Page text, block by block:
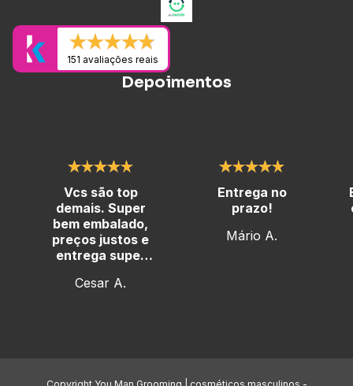
151 avaliações reais
Depoimentos
Vcs são top
demais. Super
bem embalado,
preços justos e
entrega super
Cesar A.
Entrega no
prazo!
Mário A.